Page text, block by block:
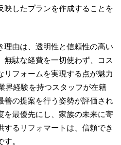
映したプランを作成することを
理由は、透明性と信頼性の高い
無駄な経費を一切使わず、コス
リフォームを実現する点が魅力
界経験を持つスタッフが在籍
善の提案を行う姿勢が評価され
を最優先にし、家族の未来に寄
するリフォマートは、信頼でき
。